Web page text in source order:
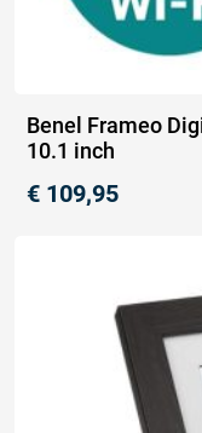
Benel Frameo
10.1 inch
€ 109,95